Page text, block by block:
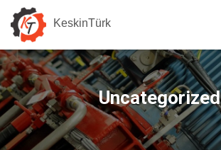
KeskinTürk
Uncategorized